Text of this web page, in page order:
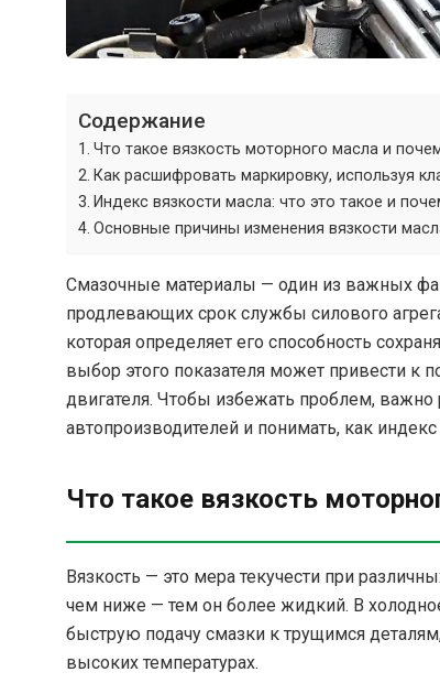
Содержание
Что такое вязкость моторного масла и
Как расшифровать маркировку, используя
Индекс вязкости масла: что это такое и
Основные причины изменения вязкости
Смазочные материалы — один из важных
продлевающих срок службы силового
которая определяет его способность
выбор этого показателя может привести
двигателя. Чтобы избежать проблем, важно
автопроизводителей и понимать, как
Что такое вязкость
Вязкость — это мера текучести при
чем ниже — тем он более жидкий. В
быструю подачу смазки к трущимся
высоких температурах.